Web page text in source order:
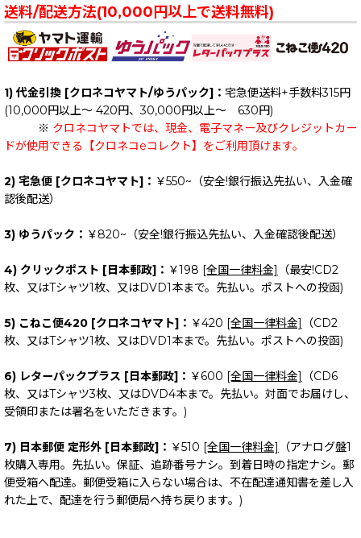
送料/配送方法(10,000円以上で送料無料)
1) 代金引換 [クロネコヤマト/ゆうパック]： 宅急便送料+手数料315円
(10,000円以上～ 420円、30,000円以上～ 630円)
※ クロネコヤマトでは、現金、電子マネー及びクレジットカー
ドが使用できる【クロネコeコレクト】をご利用頂けます。
2) 宅急便 [クロネコヤマト]： ￥550~（安全!銀行振込先払い、入金確
認後配送）
3) ゆうパック： ￥820~（安全!銀行振込先払い、入金確認後配送）
4) クリックポスト [日本郵政]： ￥198 [全国一律料金]
（最安!CD2
枚、又はTシャツ1枚、又はDVD1本まで。先払い。ポストへの投函)
5) こねこ便420 [クロネコヤマト]： ￥420 [全国一律料金]
（CD2
枚、又はTシャツ1枚、又はDVD1本まで。先払い。ポストへの投函)
6) レターパックプラス [日本郵政]： ￥600 [全国一律料金]
（CD6
枚、又はTシャツ3枚、又はDVD4本まで。先払い。対面でお届けし、
受領印または署名をいただきます。)
7) 日本郵便 定形外 [日本郵政]： ￥510 [全国一律料金]
（アナログ盤1
枚購入専用。先払い。保証、追跡番号ナシ。到着日時の指定ナシ。郵
便受箱へ配達。郵便受箱に入らない場合は、不在配達通知書を差し入
れた上で、配達を行う郵便局へ持ち戻ります。)